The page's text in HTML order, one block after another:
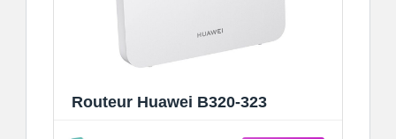
Routeur Huawei B320-323